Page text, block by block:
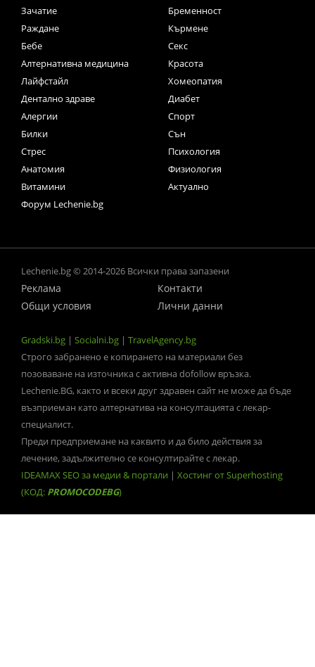
Зачатие
Бременност
Раждане
Кърмене
Бебе
Секс
Алтернативна медицина
Красота
Лайфстайл
Хомеопатия
Дентално здраве
Диабет
Алергии
Спорт
Билки
Сън
Стрес
Психология
Анатомия
Физиология
Витамини
Актуално
Форум Lechenie.bg
Lechenie.bg © 2014-2026 Всички права запазени
Реклама
Контакти
Общи условия
Лични данни
Gradski.bg | Socialni.bg | TravelAgency.bg
Строго забранено е копирането на материали без
позоваване на източника с активна dofollow връзка.
Lechenie.BG, както и всеки друг здравен сайт не може да бъде
възприеман като алтернатива на консултацията с лекар-
специалист.
Преди предприемане на каквито и да било действия за
лечение, задължително се консултирайте с лекар.
IDEAMAX SEO за медии & портали | Хостинг от Superhosting
(КОД: PROMOCODEBG)